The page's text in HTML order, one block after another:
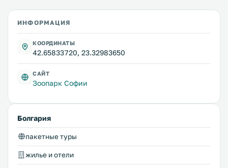
ИНФОРМАЦИЯ
КООРДИНАТЫ
42.65833720, 23.32983650
САЙТ
Зоопарк Софии
Болгария
пакетные туры
жилье и отели